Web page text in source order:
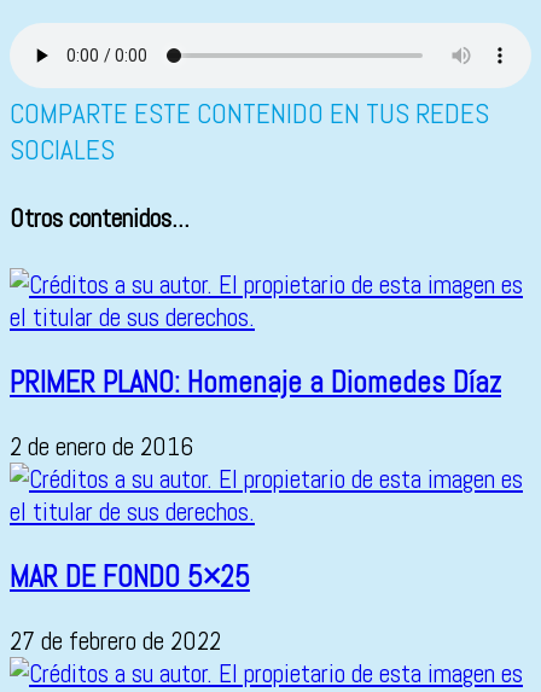
COMPARTE ESTE CONTENIDO EN TUS REDES
SOCIALES
Otros contenidos...
PRIMER PLANO: Homenaje a Diomedes Díaz
2 de enero de 2016
MAR DE FONDO 5×25
27 de febrero de 2022